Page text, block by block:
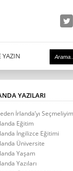
YAZIN
YAZILARI
İrlanda’yı
Eğitim
İngilizce Eğitimi
Üniversite
Yaşam
Yazıları